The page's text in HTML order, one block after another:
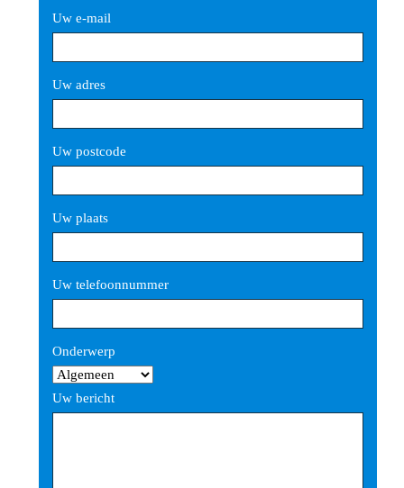
Uw e-mail
Uw adres
Uw postcode
Uw plaats
Uw telefoonnummer
Onderwerp
Uw bericht